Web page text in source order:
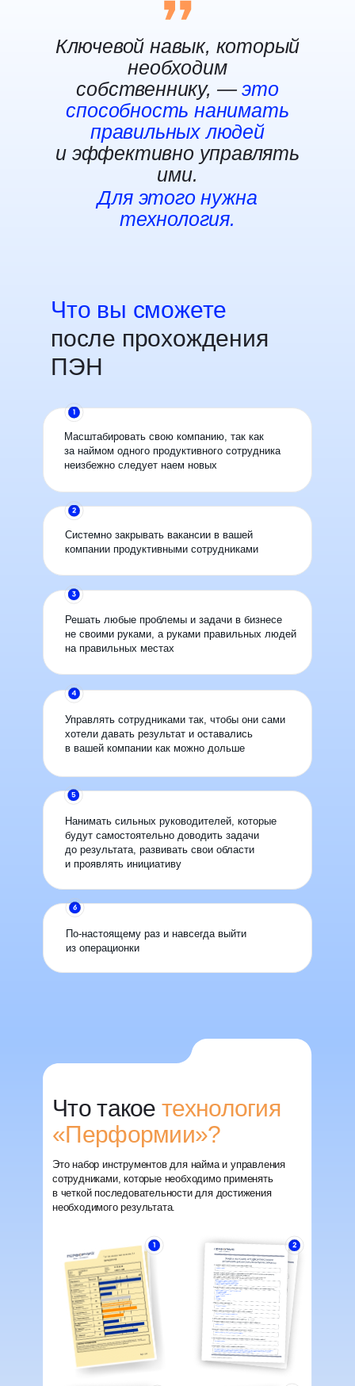
Ключевой навык, который
необходим
собственнику, —это
способность нанимать
правильных людей
и эффективно управлять
ими.
Для этого нужна
технология.
Что вы сможете
после прохождения
ПЭН
Масштабировать свою компанию, так как
за наймом одного продуктивного сотрудника
неизбежно следует наем новых
Системно закрывать вакансии в вашей
компании продуктивными сотрудниками
Решать любые проблемы и задачи в бизнесе
не своими руками, а руками правильных людей
на правильных местах
Управлять сотрудниками так, чтобы они сами
хотели давать результат и оставались
в вашей компании как можно дольше
Нанимать сильных руководителей, которые
будут самостоятельно доводить задачи
до результата, развивать свои области
и проявлять инициативу
По-настоящему раз и навсегда выйти
из операционки
Что такоетехнология
«Перформии»?
Это набор инструментов для найма и управления
сотрудниками, которые необходимо применять
в четкой последовательности для достижения
необходимого результата.